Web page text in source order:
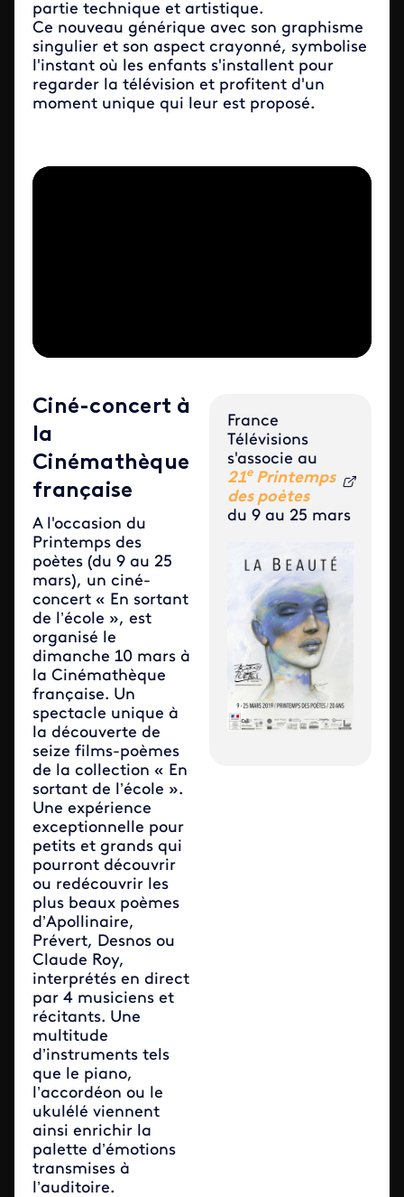
partie technique et artistique.
Ce nouveau générique avec son graphisme
singulier et son aspect crayonné, symbolise
l'instant où les enfants s'installent pour
regarder la télévision et profitent d'un
moment unique qui leur est proposé.
Ciné-concert à
la
Cinémathèque
française
A l'occasion du
Printemps des
poètes (du 9 au 25
mars), un ciné-
concert « En sortant
de l’école », est
organisé le
dimanche 10 mars à
la Cinémathèque
française. Un
spectacle unique à
la découverte de
seize films-poèmes
de la collection « En
sortant de l’école ».
Une expérience
exceptionnelle pour
petits et grands qui
pourront découvrir
ou redécouvrir les
plus beaux poèmes
d’Apollinaire,
Prévert, Desnos ou
Claude Roy,
interprétés en direct
par 4 musiciens et
récitants. Une
multitude
d’instruments tels
que le piano,
l’accordéon ou le
ukulélé viennent
ainsi enrichir la
palette d’émotions
transmises à
l’auditoire.
France
Télévisions
s'associe au
21ePrintemps
des poètes
du 9 au 25 mars